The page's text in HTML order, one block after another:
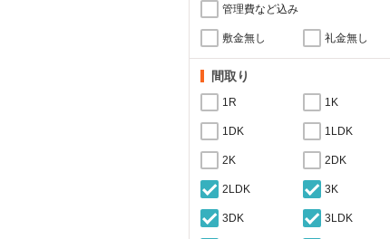
管理費など込み
敷金無し 礼金無し
間取り
1R 1K
1DK 1LDK
2K 2DK
2LDK 3K
3DK 3LDK